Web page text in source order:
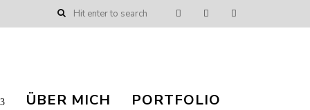
ÜBER MICH PORTFOLIO